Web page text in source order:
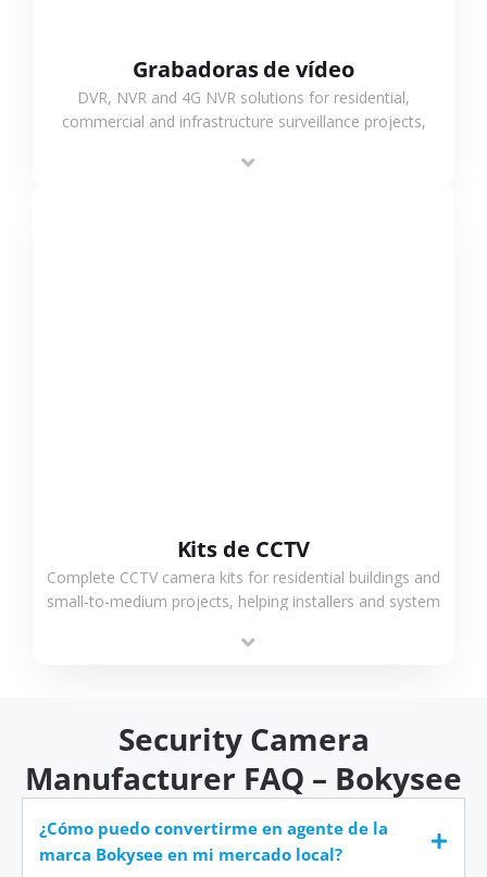
Grabadoras de vídeo
DVR, NVR and 4G NVR solutions for residential,
commercial and infrastructure surveillance projects,
Kits de CCTV
Complete CCTV camera kits for residential buildings and
small-to-medium projects, helping installers and system
time.
Security Camera
Manufacturer FAQ – Bokysee
¿Cómo puedo convertirme en agente de la
marca Bokysee en mi mercado local?